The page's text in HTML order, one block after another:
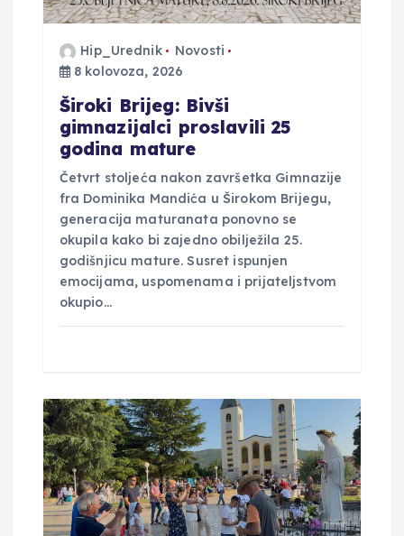
Hip_Urednik
Novosti
8 kolovoza, 2026
Široki Brijeg: Bivši
gimnazijalci proslavili 25
godina mature
Četvrt stoljeća nakon završetka Gimnazije
fra Dominika Mandića u Širokom Brijegu,
generacija maturanata ponovno se
okupila kako bi zajedno obilježila 25.
godišnjicu mature. Susret ispunjen
emocijama, uspomenama i prijateljstvom
okupio…